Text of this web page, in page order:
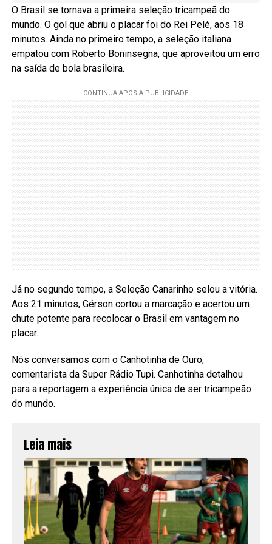
O Brasil se tornava a primeira seleção tricampeã do
mundo. O gol que abriu o placar foi do Rei Pelé, aos 18
minutos. Ainda no primeiro tempo, a seleção italiana
empatou com Roberto Boninsegna, que aproveitou um erro
na saída de bola brasileira.
Já no segundo tempo, a Seleção Canarinho selou a vitória.
Aos 21 minutos, Gérson cortou a marcação e acertou um
chute potente para recolocar o Brasil em vantagem no
placar.
Nós conversamos com o Canhotinha de Ouro,
comentarista da Super Rádio Tupi. Canhotinha detalhou
para a reportagem a experiência única de ser tricampeão
do mundo.
Leia mais